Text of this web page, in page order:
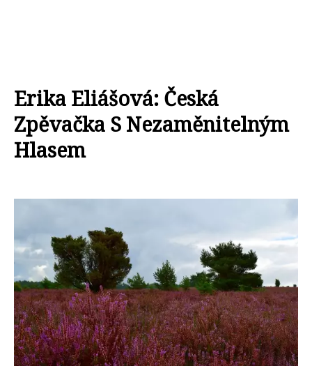
Erika Eliášová: Česká
Zpěvačka S Nezaměnitelným
Hlasem